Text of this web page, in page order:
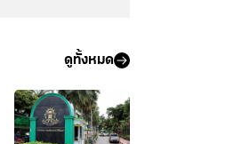
ดูทั้งหมด